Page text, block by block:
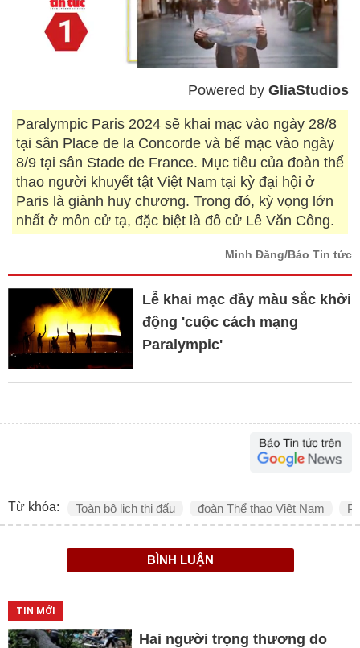
Powered by GliaStudios
Paralympic Paris 2024 sẽ khai mạc vào ngày 28/8
tại sân Place de la Concorde và bế mạc vào ngày
8/9 tại sân Stade de France. Mục tiêu của đoàn thể
thao người khuyết tật Việt Nam tại kỳ đại hội ở
Paris là giành huy chương. Trong đó, kỳ vọng lớn
nhất ở môn cử tạ, đặc biệt là đô cử Lê Văn Công.
Minh Đăng/Báo Tin tức
Lễ khai mạc đầy màu sắc khởi
động 'cuộc cách mạng
Paralympic'
Từ khóa: Toàn bộ lịch thi đấu đoàn Thể thao Việt Nam
BÌNH LUẬN
TIN MỚI
Hai người trọng thương do